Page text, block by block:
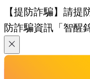
【提防詐騙】請
防詐騙資訊「智醒